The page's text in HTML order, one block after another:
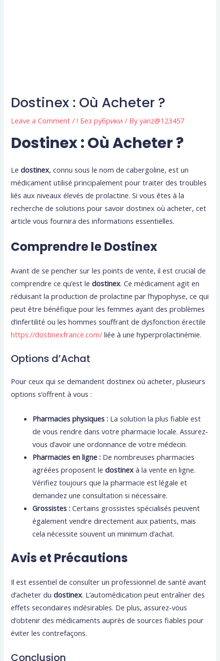
Dostinex : Où Acheter ?
Leave a Comment /! Без рубрики / Byyanz@123457
Dostinex : Où Acheter ?
Ledostinex, connu sous le nom de cabergoline, est un
médicament utilisé principalement pour traiter des troubles
liés aux niveaux élevés de prolactine. Si vous êtes à la
recherche de solutions pour savoir dostinex où acheter, cet
article vous fournira des informations essentielles.
Comprendre le Dostinex
Avant de se pencher sur les points de vente, il est crucial de
comprendre ce qu’est ledostinex. Ce médicament agit en
réduisant la production de prolactine par l’hypophyse, ce qui
peut être bénéfique pour les femmes ayant des problèmes
d’infertilité ou les hommes souffrant de dysfonction érectile
https://dostinexfrance.com/ liée à une hyperprolactinémie.
Options d’Achat
Pour ceux qui se demandent dostinex où acheter, plusieurs
options s’offrent à vous :
Pharmacies physiques : La solution la plus fiable est
de vous rendre dans votre pharmacie locale. Assurez-
vous d’avoir une ordonnance de votre médecin.
Pharmacies en ligne : De nombreuses pharmacies
agréées proposent ledostinex à la vente en ligne.
Vérifiez toujours que la pharmacie est légale et
demandez une consultation si nécessaire.
Grossistes : Certains grossistes spécialisés peuvent
également vendre directement aux patients, mais
cela nécessite souvent un minimum d’achat.
Avis et Précautions
Il est essentiel de consulter un professionnel de santé avant
d’acheter dudostinex. L’automédication peut entraîner des
effets secondaires indésirables. De plus, assurez-vous
d’obtenir des médicaments auprès de sources fiables pour
éviter les contrefaçons.
Conclusion